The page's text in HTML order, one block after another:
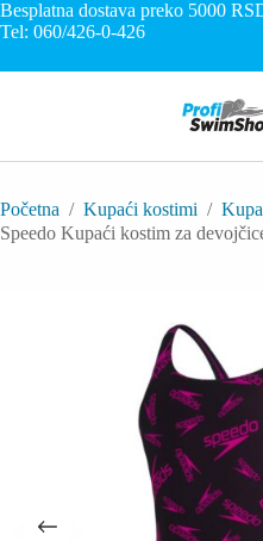
Skip
to
Besplatna dostava preko 5000
Tel: 060/426-0-426
Početna / Kupaći kostimi /
Speedo Kupaći kostim za